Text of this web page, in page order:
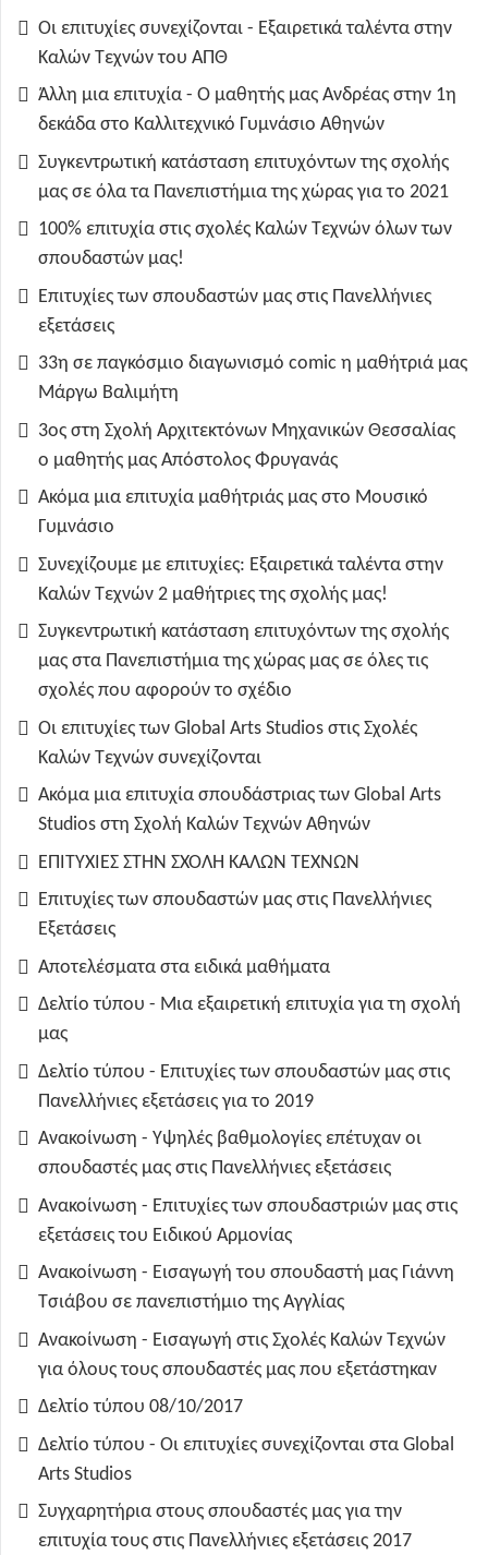
Οι επιτυχίες συνεχίζονται - Εξαιρετικά ταλέντα στην
Καλών Τεχνών του ΑΠΘ
Άλλη μια επιτυχία - Ο μαθητής μας Ανδρέας στην 1η
δεκάδα στο Καλλιτεχνικό Γυμνάσιο Αθηνών
Συγκεντρωτική κατάσταση επιτυχόντων της σχολής
μας σε όλα τα Πανεπιστήμια της χώρας για το 2021
100% επιτυχία στις σχολές Καλών Τεχνών όλων των
σπουδαστών μας!
Επιτυχίες των σπουδαστών μας στις Πανελλήνιες
εξετάσεις
33η σε παγκόσμιο διαγωνισμό comic η μαθήτριά μας
Μάργω Βαλιμήτη
3ος στη Σχολή Αρχιτεκτόνων Μηχανικών Θεσσαλίας
ο μαθητής μας Απόστολος Φρυγανάς
Ακόμα μια επιτυχία μαθήτριάς μας στο Μουσικό
Γυμνάσιο
Συνεχίζουμε με επιτυχίες: Εξαιρετικά ταλέντα στην
Καλών Τεχνών 2 μαθήτριες της σχολής μας!
Συγκεντρωτική κατάσταση επιτυχόντων της σχολής
μας στα Πανεπιστήμια της χώρας μας σε όλες τις
σχολές που αφορούν το σχέδιο
Οι επιτυχίες των Global Arts Studios στις Σχολές
Καλών Τεχνών συνεχίζονται
Ακόμα μια επιτυχία σπουδάστριας των Global Arts
Studios στη Σχολή Καλών Τεχνών Αθηνών
ΕΠΙΤΥΧΙΕΣ ΣΤΗΝ ΣΧΟΛΗ ΚΑΛΩΝ ΤΕΧΝΩΝ
Επιτυχίες των σπουδαστών μας στις Πανελλήνιες
Εξετάσεις
Αποτελέσματα στα ειδικά μαθήματα
Δελτίο τύπου - Μια εξαιρετική επιτυχία για τη σχολή
μας
Δελτίο τύπου - Επιτυχίες των σπουδαστών μας στις
Πανελλήνιες εξετάσεις για το 2019
Ανακοίνωση - Υψηλές βαθμολογίες επέτυχαν οι
σπουδαστές μας στις Πανελλήνιες εξετάσεις
Ανακοίνωση - Επιτυχίες των σπουδαστριών μας στις
εξετάσεις του Ειδικού Αρμονίας
Ανακοίνωση - Εισαγωγή του σπουδαστή μας Γιάννη
Τσιάβου σε πανεπιστήμιο της Αγγλίας
Ανακοίνωση - Εισαγωγή στις Σχολές Καλών Τεχνών
για όλους τους σπουδαστές μας που εξετάστηκαν
Δελτίο τύπου 08/10/2017
Δελτίο τύπου - Οι επιτυχίες συνεχίζονται στα Global
Arts Studios
Συγχαρητήρια στους σπουδαστές μας για την
επιτυχία τους στις Πανελλήνιες εξετάσεις 2017